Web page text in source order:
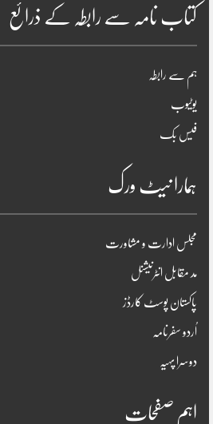
کتاب نامہ سے رابطہ کے ذرائع
ہم سے رابطہ
یوٹیوب
فیس بک
ہمارا نیٹ ورک
مجلس ادارت و مشاورت
مد مقابل انٹرنیشنل
پاکستان پوسٹ کارڈز
اُردو سفرنامہ
دوسرا پہیہ
اہم صفحات